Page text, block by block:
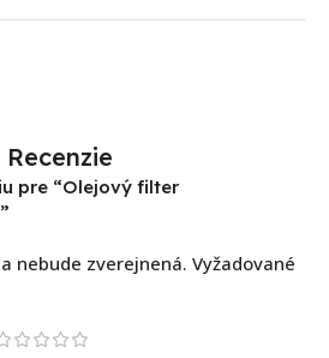
Recenzie
pre “Olejový filter
nebude zverejnená. Vyžadované